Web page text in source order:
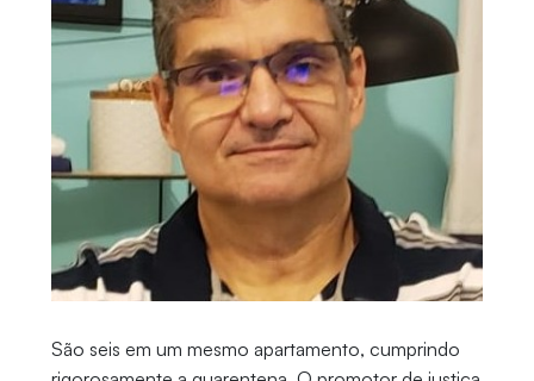
São seis em um mesmo apartamento, cumprindo